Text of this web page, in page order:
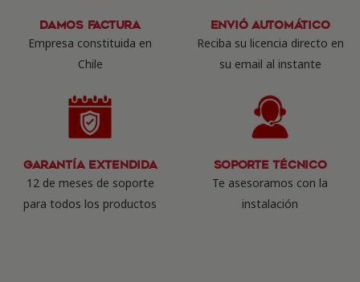
Damos Factura
Empresa constituida en
Chile
Envió Automático
Reciba su licencia directo en
su email al instante
Garantía Extendida
12 de meses de soporte
para todos los productos
Soporte Técnico
Te asesoramos con la
instalación